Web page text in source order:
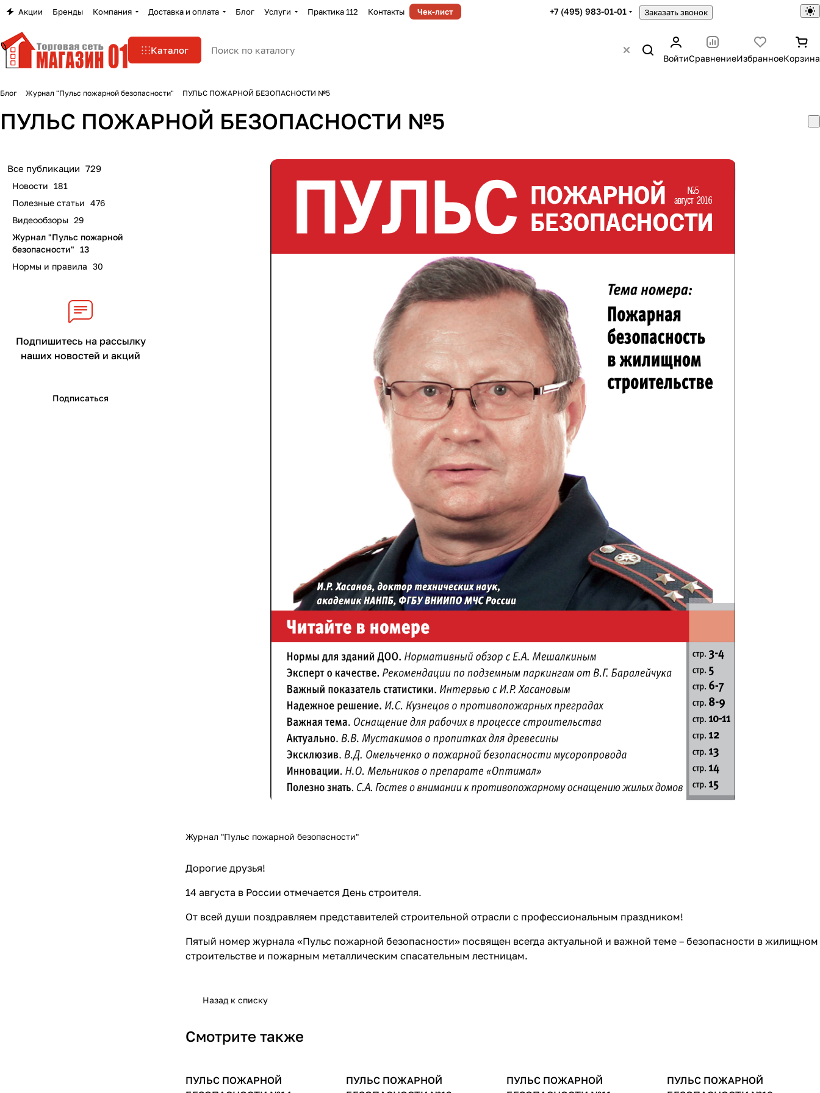
Акции Бренды Компания Доставка и оплата Блог Услуги Практика 112 Контакты Чек-лист +7 (495) 983-01-01 Заказать звонок
Каталог
ВойтиСравнениеИзбранноеКорзина
Блог Журнал "Пульс пожарной безопасности" ПУЛЬС ПОЖАРНОЙ БЕЗОПАСНОСТИ №5
ПУЛЬС ПОЖАРНОЙ БЕЗОПАСНОСТИ №5
Журнал "Пульс пожарной безопасности"
Дорогие друзья!
14 августа в России отмечается День строителя.
От всей души поздравляем представителей строительной отрасли с профессиональным праздником!
Пятый номер журнала «Пульс пожарной безопасности» посвящен всегда актуальной и важной теме – безопасности в жилищном
строительстве и пожарным металлическим спасательным лестницам.
Назад к списку
Смотрите также
Журнал "Пульс пожарной
безопасности"
ПУЛЬС ПОЖАРНОЙ
Журнал "Пульс пожарной
безопасности"
ПУЛЬС ПОЖАРНОЙ
Журнал "Пульс пожарной
безопасности"
ПУЛЬС ПОЖАРНОЙ
Журнал "Пульс пожарной
безопасности"
ПУЛЬС ПОЖАРНОЙ
Все публикации 729
Новости 181
Полезные статьи 476
Видеообзоры 29
Журнал "Пульс пожарной
безопасности" 13
Нормы и правила 30
Подпишитесь на рассылку
наших новостей и акций
Подписаться